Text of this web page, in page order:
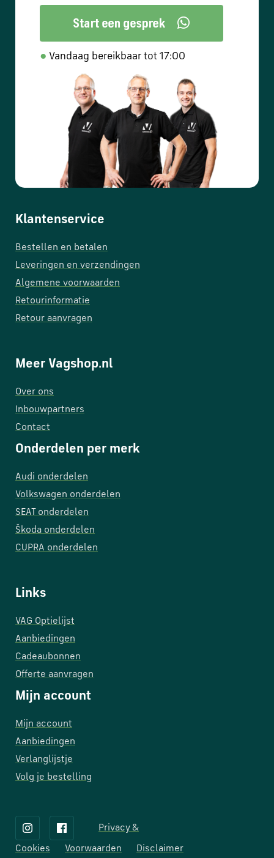
Retourinformatie
Klantenservice
● Vandaag bereikbaar tot 17:00
Klantenservice
Bestellen en betalen
Leveringen en verzendingen
Algemene voorwaarden
Retourinformatie
Retour aanvragen
Meer Vagshop.nl
Over ons
Inbouwpartners
Contact
Onderdelen per merk
Audi onderdelen
Volkswagen onderdelen
SEAT onderdelen
Škoda onderdelen
CUPRA onderdelen
Links
VAG Optielijst
Aanbiedingen
Cadeaubonnen
Offerte aanvragen
Mijn account
Mijn account
Aanbiedingen
Verlanglijstje
Volg je bestelling
Privacy &
Cookies Voorwaarden Disclaimer